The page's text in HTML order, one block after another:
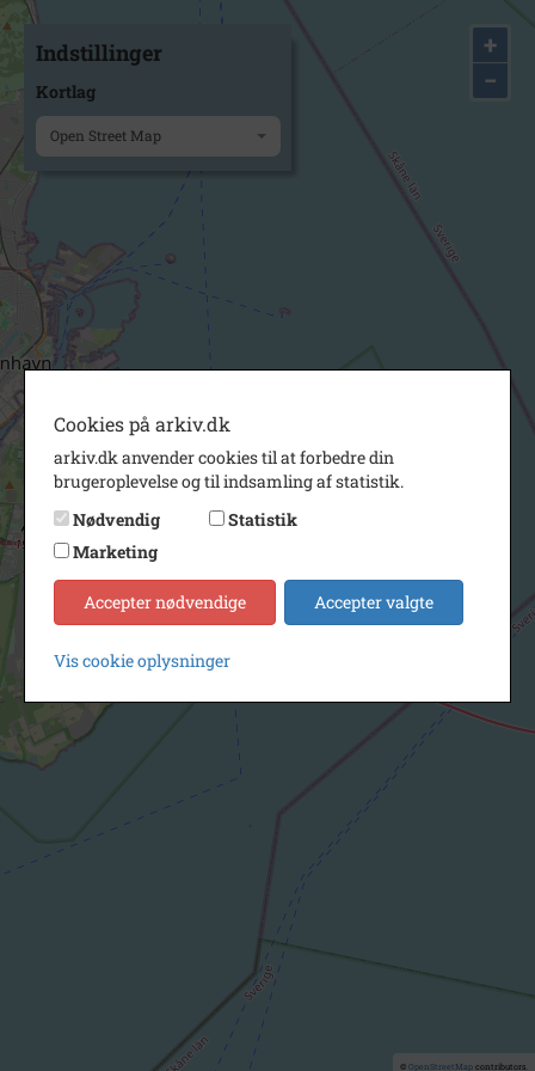
+
−
© OpenStreetMapcontributors.
Indstillinger
Kortlag
Open Street Map
Cookies på arkiv.dk
arkiv.dk anvender cookies til at forbedre din
brugeroplevelse og til indsamling af statistik.
Nødvendig
Statistik
Marketing
Accepter nødvendige Accepter valgte
Vis cookie oplysninger